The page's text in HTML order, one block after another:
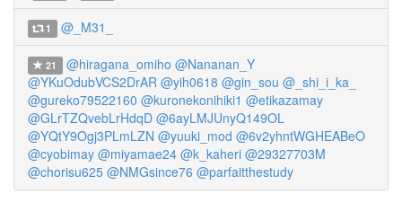
1 @_M31_
21 @hiragana_omiho @Nananan_Y
@YKuOdubVCS2DrAR @yih0618 @gin_sou @_shi_i_ka_
@gureko79522160 @kuronekonihiki1 @etikazamay
@GLrTZQvebLrHdqD @6ayLMJUnyQ149OL
@YQtY9Ogj3PLmLZN @yuuki_mod @6v2yhntWGHEABeO
@cyobimay @miyamae24 @k_kaheri @29327703M
@chorisu625 @NMGsince76 @parfaitthestudy